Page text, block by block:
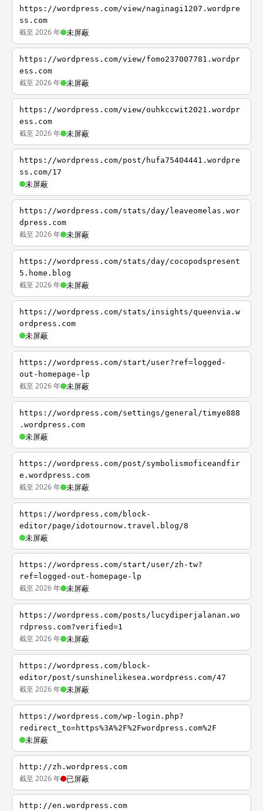
https://wordpress.com/view/naginagi1207.wordpre
ss.com
截至 2026 年 未屏蔽
https://wordpress.com/view/fomo237007781.wordpr
ess.com
截至 2026 年 未屏蔽
https://wordpress.com/view/ouhkccwit2021.wordpr
ess.com
截至 2026 年 未屏蔽
https://wordpress.com/post/hufa75404441.wordpre
ss.com/17
未屏蔽
https://wordpress.com/stats/day/leaveomelas.wor
dpress.com
截至 2026 年 未屏蔽
https://wordpress.com/stats/day/cocopodspresent
5.home.blog
截至 2026 年 未屏蔽
https://wordpress.com/stats/insights/queenvia.w
ordpress.com
未屏蔽
https://wordpress.com/start/user?ref=logged-
out-homepage-lp
截至 2026 年 未屏蔽
https://wordpress.com/settings/general/timye888
.wordpress.com
未屏蔽
https://wordpress.com/post/symbolismoficeandfir
e.wordpress.com
截至 2026 年 未屏蔽
https://wordpress.com/block-
editor/page/idotournow.travel.blog/8
未屏蔽
https://wordpress.com/start/user/zh-tw?
ref=logged-out-homepage-lp
截至 2026 年 未屏蔽
https://wordpress.com/posts/lucydiperjalanan.wo
rdpress.com?verified=1
截至 2026 年 未屏蔽
https://wordpress.com/block-
editor/post/sunshinelikesea.wordpress.com/47
截至 2026 年 未屏蔽
https://wordpress.com/wp-login.php?
redirect_to=https%3A%2F%2Fwordpress.com%2F
未屏蔽
http://zh.wordpress.com
截至 2026 年 已屏蔽
http://en.wordpress.com